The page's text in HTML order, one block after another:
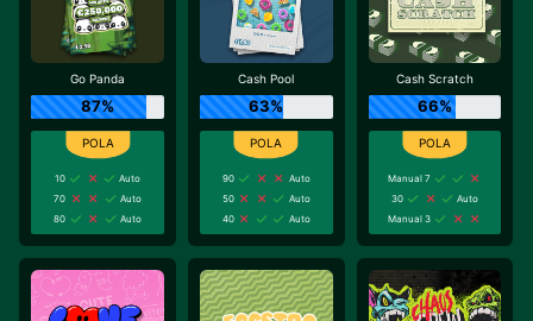
Go Panda
87%
10
Auto
70
Auto
80
Auto
Cash Pool
63%
90
Auto
50
Auto
40
Auto
Cash Scratch
66%
Manual 7
30
Auto
Manual 3